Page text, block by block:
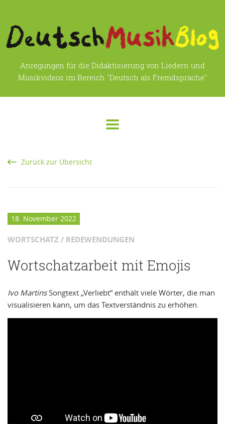
Anregungen für die Didaktisierung von Liedern und
Musikvideos im Bereich "Deutsch als Fremdsprache"
Zurück zur Übersicht
18. November 2022
WORTSCHATZ / REDEWENDUNGEN
Wortschatzarbeit mit Emojis
Ivo MartinsSongtext „Verliebt“ enthält viele Wörter, die man
visualisieren kann, um das Textverständnis zu erhöhen.